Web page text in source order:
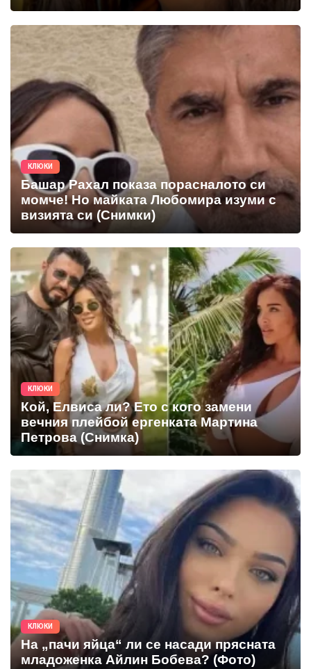
КЛЮКИ
Башар Рахал показа порасналото си
момче! Но майката Любомира изуми с
визията си (Снимки)
КЛЮКИ
Кой, Елвиса ли? Ето с кого замени
вечния плейбой ергенката Мартина
Петрова (Снимка)
КЛЮКИ
На „пачи яйца“ ли се насади прясната
младоженка Айлин Бобева? (Фото)